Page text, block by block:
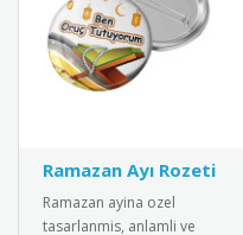
Ramazan Ayı Rozeti
Ramazan ayina ozel
tasarlanmis, anlamli ve